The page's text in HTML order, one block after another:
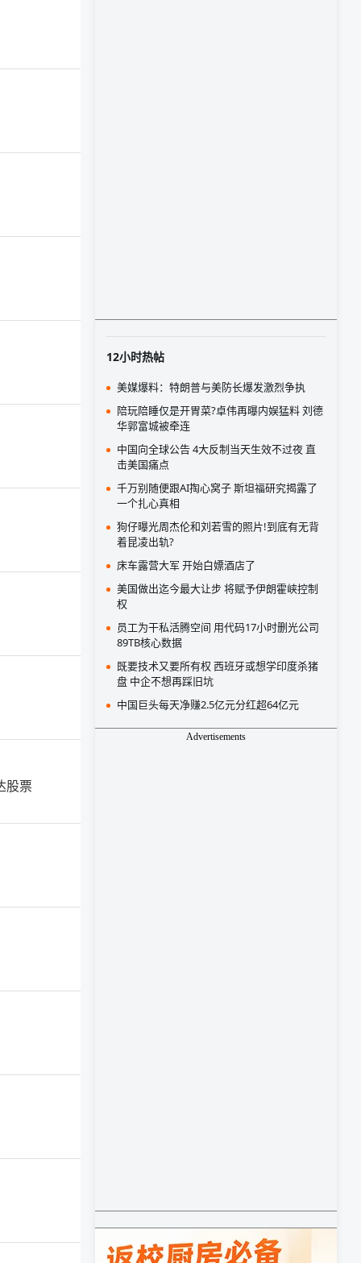
股票
12小时热帖
美媒爆料：特朗普与美防长爆发激烈争执
陪玩陪睡仅是开胃菜?卓伟再曝内娱猛料 刘德
华郭富城被牵连
中国向全球公告 4大反制当天生效不过夜 直
击美国痛点
千万别随便跟AI掏心窝子 斯坦福研究揭露了
一个扎心真相
狗仔曝光周杰伦和刘若雪的照片!到底有无背
着昆凌出轨?
床车露营大军 开始白嫖酒店了
美国做出迄今最大让步 将赋予伊朗霍峡控制
权
员工为干私活腾空间 用代码17小时删光公司
89TB核心数据
既要技术又要所有权 西班牙或想学印度杀猪
盘 中企不想再踩旧坑
中国巨头每天净赚2.5亿元分红超64亿元
Advertisements